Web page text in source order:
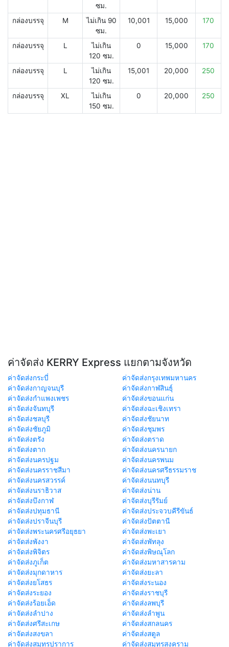
ซม.
กล่องบรรจุ M
ไม่เกิน 90
ซม.
10,001 15,000 170
กล่องบรรจุ L
ไม่เกิน
120 ซม.
0 15,000 170
กล่องบรรจุ L
ไม่เกิน
120 ซม.
15,001 20,000 250
กล่องบรรจุ XL
ไม่เกิน
150 ซม.
0 20,000 250
ค่าจัดส่ง KERRY Express แยกตามจังหวัด
ค่าจัดส่งกระบี่
ค่าจัดส่งกรุงเทพมหานคร
ค่าจัดส่งกาญจนบุรี
ค่าจัดส่งกาฬสินธุ์
ค่าจัดส่งกำแพงเพชร
ค่าจัดส่งขอนแก่น
ค่าจัดส่งจันทบุรี
ค่าจัดส่งฉะเชิงเทรา
ค่าจัดส่งชลบุรี
ค่าจัดส่งชัยนาท
ค่าจัดส่งชัยภูมิ
ค่าจัดส่งชุมพร
ค่าจัดส่งตรัง
ค่าจัดส่งตราด
ค่าจัดส่งตาก
ค่าจัดส่งนครนายก
ค่าจัดส่งนครปฐม
ค่าจัดส่งนครพนม
ค่าจัดส่งนครราชสีมา
ค่าจัดส่งนครศรีธรรมราช
ค่าจัดส่งนครสวรรค์
ค่าจัดส่งนนทบุรี
ค่าจัดส่งนราธิวาส
ค่าจัดส่งน่าน
ค่าจัดส่งบึงกาฬ
ค่าจัดส่งบุรีรัมย์
ค่าจัดส่งปทุมธานี
ค่าจัดส่งประจวบคีรีขันธ์
ค่าจัดส่งปราจีนบุรี
ค่าจัดส่งปัตตานี
ค่าจัดส่งพระนครศรีอยุธยา
ค่าจัดส่งพะเยา
ค่าจัดส่งพังงา
ค่าจัดส่งพัทลุง
ค่าจัดส่งพิจิตร
ค่าจัดส่งพิษณุโลก
ค่าจัดส่งภูเก็ต
ค่าจัดส่งมหาสารคาม
ค่าจัดส่งมุกดาหาร
ค่าจัดส่งยะลา
ค่าจัดส่งยโสธร
ค่าจัดส่งระนอง
ค่าจัดส่งระยอง
ค่าจัดส่งราชบุรี
ค่าจัดส่งร้อยเอ็ด
ค่าจัดส่งลพบุรี
ค่าจัดส่งลำปาง
ค่าจัดส่งลำพูน
ค่าจัดส่งศรีสะเกษ
ค่าจัดส่งสกลนคร
ค่าจัดส่งสงขลา
ค่าจัดส่งสตูล
ค่าจัดส่งสมุทรปราการ
ค่าจัดส่งสมุทรสงคราม